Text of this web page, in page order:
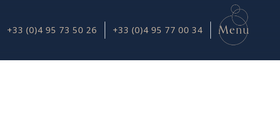
+33 (0)4 95 73 50 26 +33 (0)4 95 77 00 34 Menu